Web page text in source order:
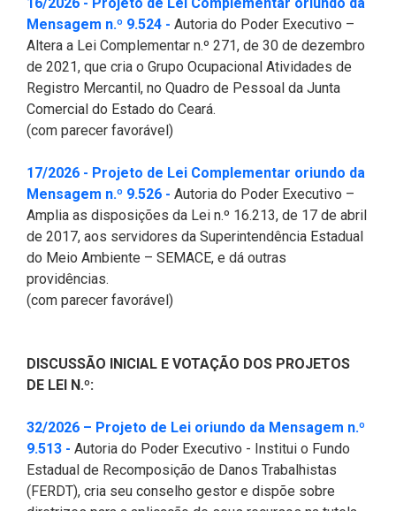
Mensagem n.º 9.524 - (Abre em nova janela)
Autoria do Poder Executivo –
Altera a Lei Complementar n.º 271, de 30 de dezembro
de 2021, que cria o Grupo Ocupacional Atividades de
Registro Mercantil, no Quadro de Pessoal da Junta
Comercial do Estado do Ceará.
(com parecer favorável)
17/2026 - Projeto de Lei Complementar oriundo da
Mensagem n.º 9.526 - (Abre em nova janela)
Autoria do Poder Executivo –
Amplia as disposições da Lei n.º 16.213, de 17 de abril
de 2017, aos servidores da Superintendência Estadual
do Meio Ambiente – SEMACE, e dá outras
providências.
(com parecer favorável)
DISCUSSÃO INICIAL E VOTAÇÃO DOS PROJETOS
DE LEI N.º:
32/2026 – Projeto de Lei oriundo da Mensagem n.º
9.513 - (Abre em nova janela)
Autoria do Poder Executivo - Institui o Fundo
Estadual de Recomposição de Danos Trabalhistas
(FERDT), cria seu conselho gestor e dispõe sobre